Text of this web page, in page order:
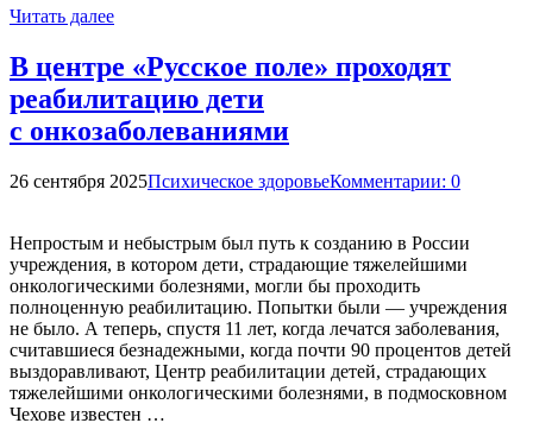
Читать далее
В центре «Русское поле» проходят
реабилитацию дети
с онкозаболеваниями
26 сентября 2025Психическое здоровьеКомментарии: 0
Непростым и небыстрым был путь к созданию в России
учреждения, в котором дети, страдающие тяжелейшими
онкологическими болезнями, могли бы проходить
полноценную реабилитацию. Попытки были — учреждения
не было. А теперь, спустя 11 лет, когда лечатся заболевания,
считавшиеся безнадежными, когда почти 90 процентов детей
выздоравливают, Центр реабилитации детей, страдающих
тяжелейшими онкологическими болезнями, в подмосковном
Чехове известен …